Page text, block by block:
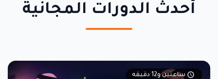
أحدث الدورات المجانية
ساعتين و12 دقيقه